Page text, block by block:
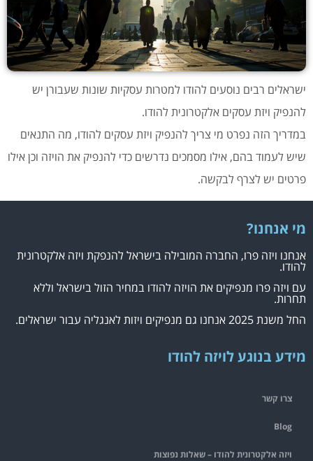
ישראלים רבים נוסעים להודו למטרות עסקיות שונות שעבורן יש
להנפיק ויזת עסקים אלקטרונית להודו.
במדריך הזה נפרט מי צריך להנפיק ויזת עסקים להודו, מה התנאים
שיש לעמוד בהם, אילו מסמכים נדרשים כדי להנפיק את הויזה וכן אילו
פרטים יש לצרף לבקשה.
מי אנחנו?
אנחנו ויזה פרו, החברה המובילה בישראל להנפקת ויזה אלקטרונית
להודו.
עם ויזה פרו מנפיקים את הויזה להודו במחיר הזול בישראל וללא
תחרות.
החל משנת 2025 אנחנו גם מנפיקים ויזות לאנגליה עבור ישראלים.
מידע בנוגע לויזה להודו
צרו קשר
Blog
ויזה אלקטרונית להודו – שאלות נפוצות